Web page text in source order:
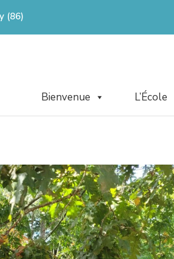
(86)
Bienvenue L’École